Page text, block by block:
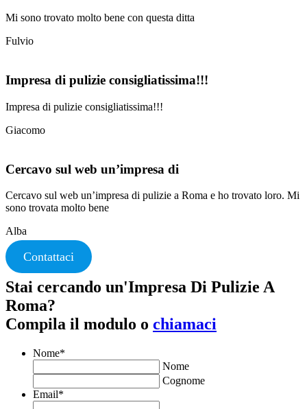
Mi sono trovato molto bene con questa ditta
Fulvio
Impresa di pulizie consigliatissima!!!
Impresa di pulizie consigliatissima!!!
Giacomo
Cercavo sul web un’impresa di
Cercavo sul web un’impresa di pulizie a Roma e ho trovato loro. Mi
sono trovata molto bene
Alba
Contattaci
Stai cercando un'Impresa Di Pulizie A
Roma?
Compila il modulo o chiamaci
Nome*
Nome
Cognome
Email*